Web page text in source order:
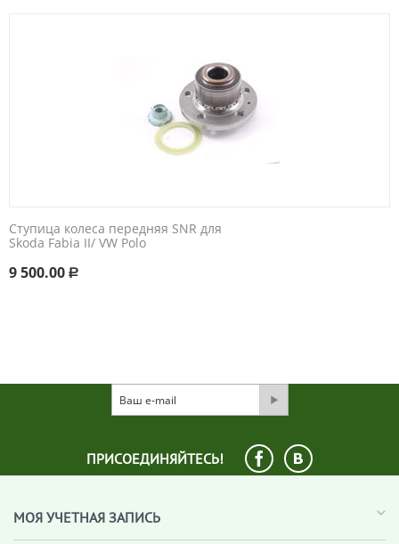
Ступица колеса передняя SNR для
Skoda Fabia II/ VW Polo
9 500.00 Р
ПРИСОЕДИНЯЙТЕСЬ!
МОЯ УЧЕТНАЯ ЗАПИСЬ